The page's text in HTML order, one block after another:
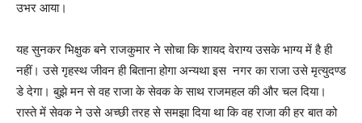
उभर आया।
यह सुनकर भिक्षुक बने राजकुमार ने सोचा कि शायद वेराग्य उसके भाग्य में है ही
नहीं। उसे गृहस्थ जीवन ही बिताना होगा अन्यथा इस नगर का राजा उसे मृत्युदण्ड
डे देगा। बुझे मन से वह राजा के सेवक के साथ राजमहल की और चल दिया।
रास्ते में सेवक ने उसे अच्छी तरह से समझा दिया था कि वह राजा की हर बात को